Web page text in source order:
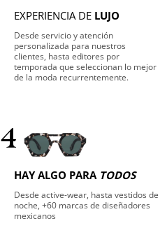
EXPERIENCIA DE LUJO
Desde servicio y atención
personalizada para nuestros
clientes, hasta editores por
temporada que seleccionan lo mejor
de la moda recurrentemente.
4
HAY ALGO PARA TODOS
Desde active-wear, hasta vestidos de
noche, +60 marcas de diseñadores
mexicanos